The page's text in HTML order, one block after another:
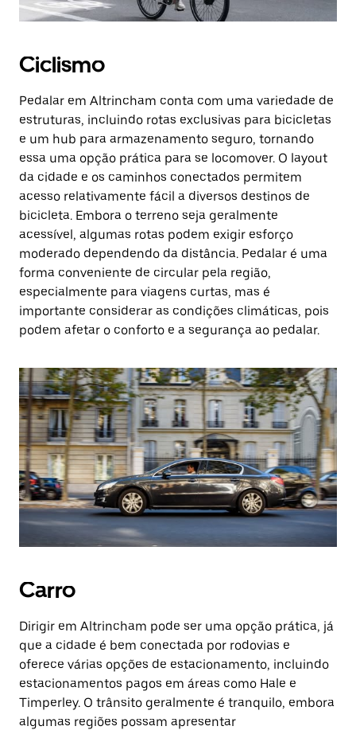
Ciclismo
Pedalar em Altrincham conta com uma variedade de
estruturas, incluindo rotas exclusivas para bicicletas
e um hub para armazenamento seguro, tornando
essa uma opção prática para se locomover. O layout
da cidade e os caminhos conectados permitem
acesso relativamente fácil a diversos destinos de
bicicleta. Embora o terreno seja geralmente
acessível, algumas rotas podem exigir esforço
moderado dependendo da distância. Pedalar é uma
forma conveniente de circular pela região,
especialmente para viagens curtas, mas é
importante considerar as condições climáticas, pois
podem afetar o conforto e a segurança ao pedalar.
Carro
Dirigir em Altrincham pode ser uma opção prática, já
que a cidade é bem conectada por rodovias e
oferece várias opções de estacionamento, incluindo
estacionamentos pagos em áreas como Hale e
Timperley. O trânsito geralmente é tranquilo, embora
algumas regiões possam apresentar